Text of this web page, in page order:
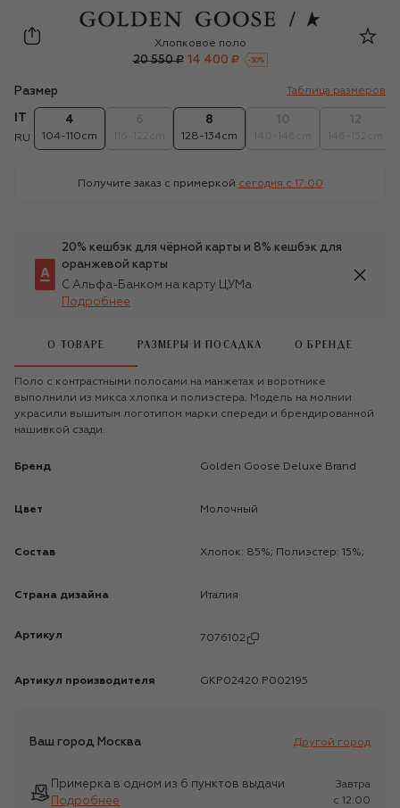
Golden Goose Deluxe Brand
Хлопковое поло
20 550 ₽ 14 400 ₽ -30%
Размер Таблица размеров
RU
4
104-110cm
8
128-134cm
Получите заказ с примеркой сегодня c 17:00
20% кешбэк для чёрной карты и 8% кешбэк для
оранжевой карты
С Альфа-Банком на карту ЦУМа
Подробнее
О ТОВАРЕ РАЗМЕРЫ И ПОСАДКА О БРЕНДЕ
Поло с контрастными полосами на манжетах и воротнике
выполнили из микса хлопка и полиэстера. Модель на молнии
украсили вышитым логотипом марки спереди и брендированной
нашивкой сзади.
Бренд Golden Goose Deluxe Brand
Цвет Молочный
Состав Хлопок: 85%; Полиэстер: 15%;
Страна дизайна Италия
Артикул 7076102
Артикул производителя GKP02420.P002195
Ваш город Москва Другой город
Примерка в одном из 6 пунктов выдачи
Подробнее
Завтра
c 12:00